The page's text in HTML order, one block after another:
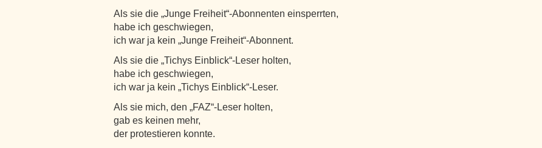
Als sie die „Junge Freiheit“-Abonnenten einsperrten,
habe ich geschwiegen,
ich war ja kein „Junge Freiheit“-Abonnent.
Als sie die „Tichys Einblick“-Leser holten,
habe ich geschwiegen,
ich war ja kein „Tichys Einblick“-Leser.
Als sie mich, den „FAZ“-Leser holten,
gab es keinen mehr,
der protestieren konnte.